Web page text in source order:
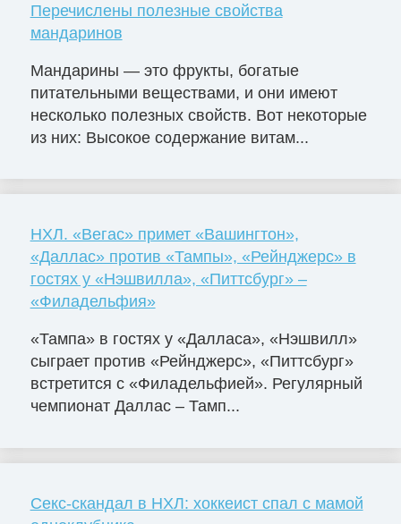
Перечислены полезные свойства
мандаринов
Мандарины — это фрукты, богатые
питательными веществами, и они имеют
несколько полезных свойств. Вот некоторые
из них: Высокое содержание витам...
НХЛ. «Вегас» примет «Вашингтон»,
«Даллас» против «Тампы», «Рейнджерс» в
гостях у «Нэшвилла», «Питтсбург» –
«Филадельфия»
«Тампа» в гостях у «Далласа», «Нэшвилл»
сыграет против «Рейнджерс», «Питтсбург»
встретится с «Филадельфией». Регулярный
чемпионат Даллас – Тамп...
Секс-скандал в НХЛ: хоккеист спал с мамой